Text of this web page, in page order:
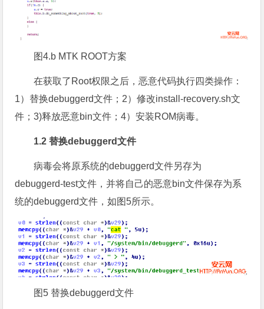
图4.b MTK ROOT方案
在获取了Root权限之后，恶意代码执行四类操作：
1）替换debuggerd文件；2）修改install-recovery.sh文
件；3)释放恶意bin文件；4）安装ROM病毒。
1.2 替换debuggerd文件
病毒会将原系统的debuggerd文件另存为
debuggerd-test文件，并将自己的恶意bin文件保存为系
统的debuggerd文件，如图5所示。
图5 替换debuggerd文件